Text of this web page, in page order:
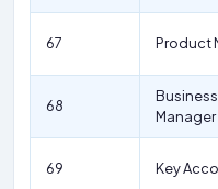
67 Product
68
Manager
69 Key